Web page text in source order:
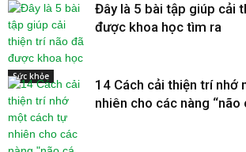
Sức khỏe
Đây là 5 bài tập giúp cải
được khoa học tìm ra
14 Cách cải thiện trí nhớ
nhiên cho các nàng “não